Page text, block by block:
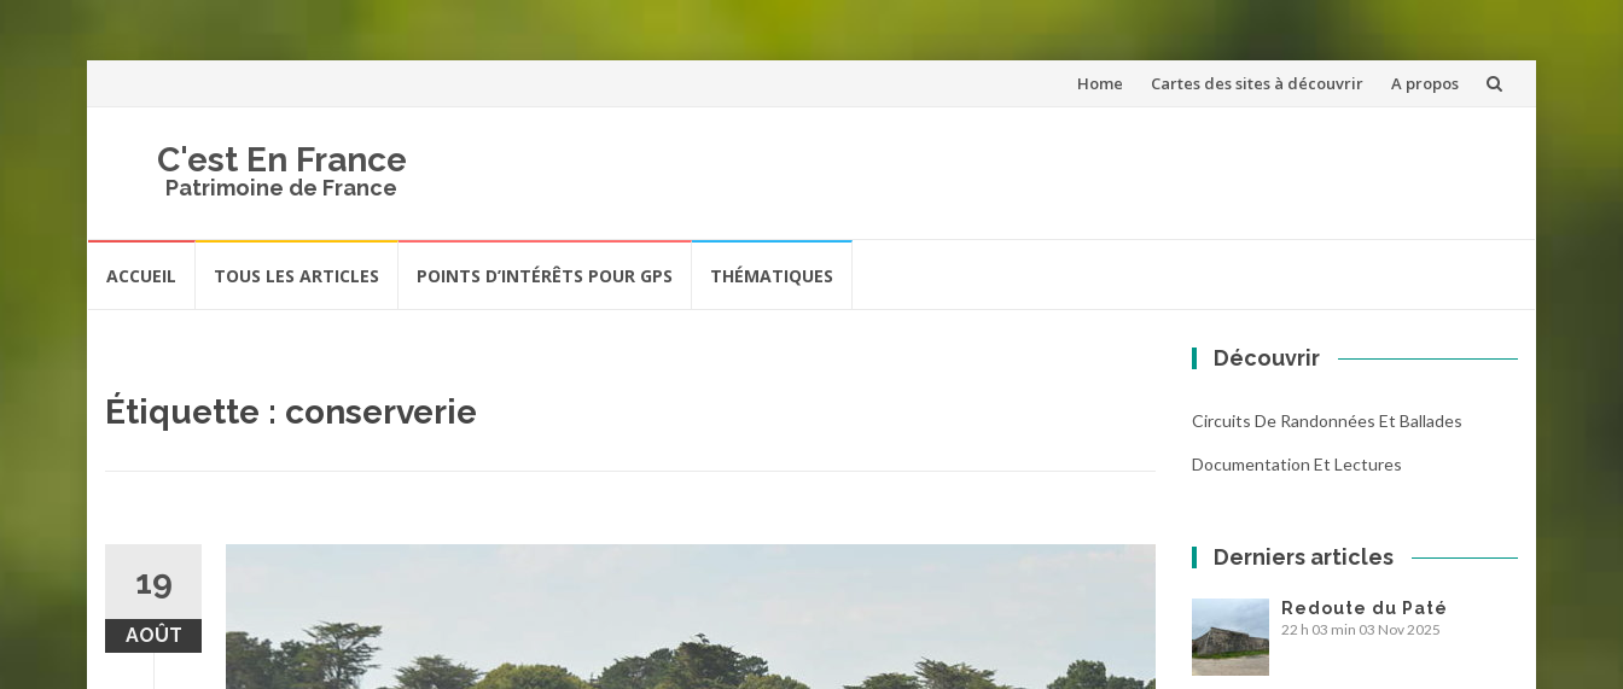
Aller
Home Cartes des sites à découvrir A propos
C'est En France
Patrimoine de France
ACCUEIL TOUS LES ARTICLES POINTS D’INTÉRÊTS POUR GPS THÉMATIQUES
Étiquette : conserverie
19
AOÛT
Découvrir
Circuits De Randonnées Et Ballades
Documentation Et Lectures
Derniers articles
Redoute du Paté
22 h 03 min 03 Nov 2025